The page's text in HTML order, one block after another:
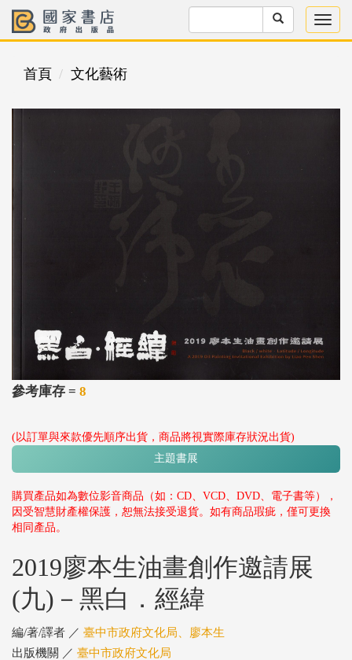
首頁 文化藝術
參考庫存 = 8
(以訂單與來款優先順序出貨，商品將視實際庫存狀況出貨)
主題書展
購買產品如為數位影音商品（如：CD、VCD、DVD、電子書等），
因受智慧財產權保護，恕無法接受退貨。如有商品瑕疵，僅可更換
相同產品。
2019廖本生油畫創作邀請展
(九)－黑白．經緯
編/著/譯者 ／ 臺中市政府文化局、廖本生
出版機關 ／ 臺中市政府文化局